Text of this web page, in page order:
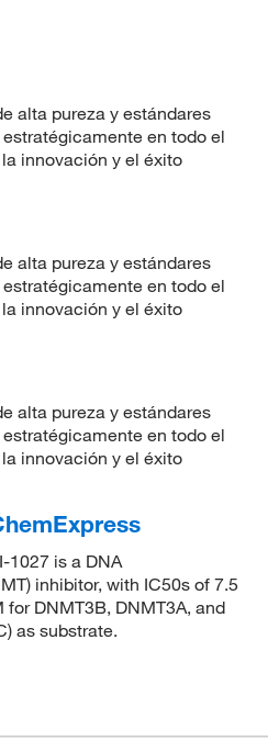
alta pureza y estándares
en todo el
innovación y el éxito
alta pureza y estándares
en todo el
innovación y el éxito
alta pureza y estándares
en todo el
innovación y el éxito
1027 is a DNA
inhibitor, with IC50s of 7.5
for DNMT3B, DNMT3A, and
as substrate.